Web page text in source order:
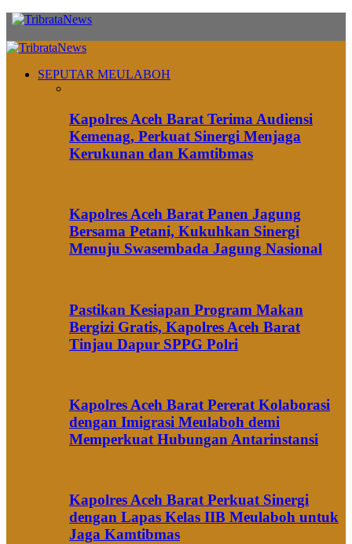
SEPUTAR MEULABOH
Kapolres Aceh Barat Terima Audiensi
Kemenag, Perkuat Sinergi Menjaga
Kerukunan dan Kamtibmas
Kapolres Aceh Barat Panen Jagung
Bersama Petani, Kukuhkan Sinergi
Menuju Swasembada Jagung Nasional
Pastikan Kesiapan Program Makan
Bergizi Gratis, Kapolres Aceh Barat
Tinjau Dapur SPPG Polri
Kapolres Aceh Barat Pererat Kolaborasi
dengan Imigrasi Meulaboh demi
Memperkuat Hubungan Antarinstansi
Kapolres Aceh Barat Perkuat Sinergi
dengan Lapas Kelas IIB Meulaboh untuk
Jaga Kamtibmas